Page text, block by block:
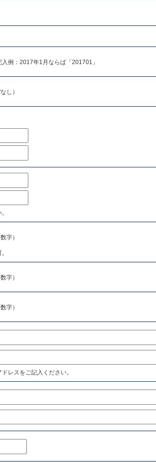
入例：2017年1月ならば「201701」
し）
字）
字）
字）
レスをご記入ください。